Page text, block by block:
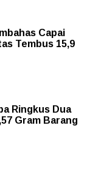
Capai
Tembus 15,9
Ringkus Dua
Gram Barang